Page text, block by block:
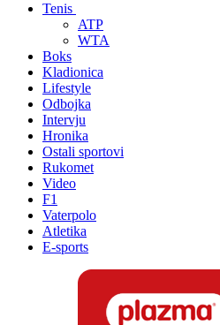
Tenis
ATP
WTA
Boks
Kladionica
Lifestyle
Odbojka
Intervju
Hronika
Ostali sportovi
Rukomet
Video
F1
Vaterpolo
Atletika
E-sports